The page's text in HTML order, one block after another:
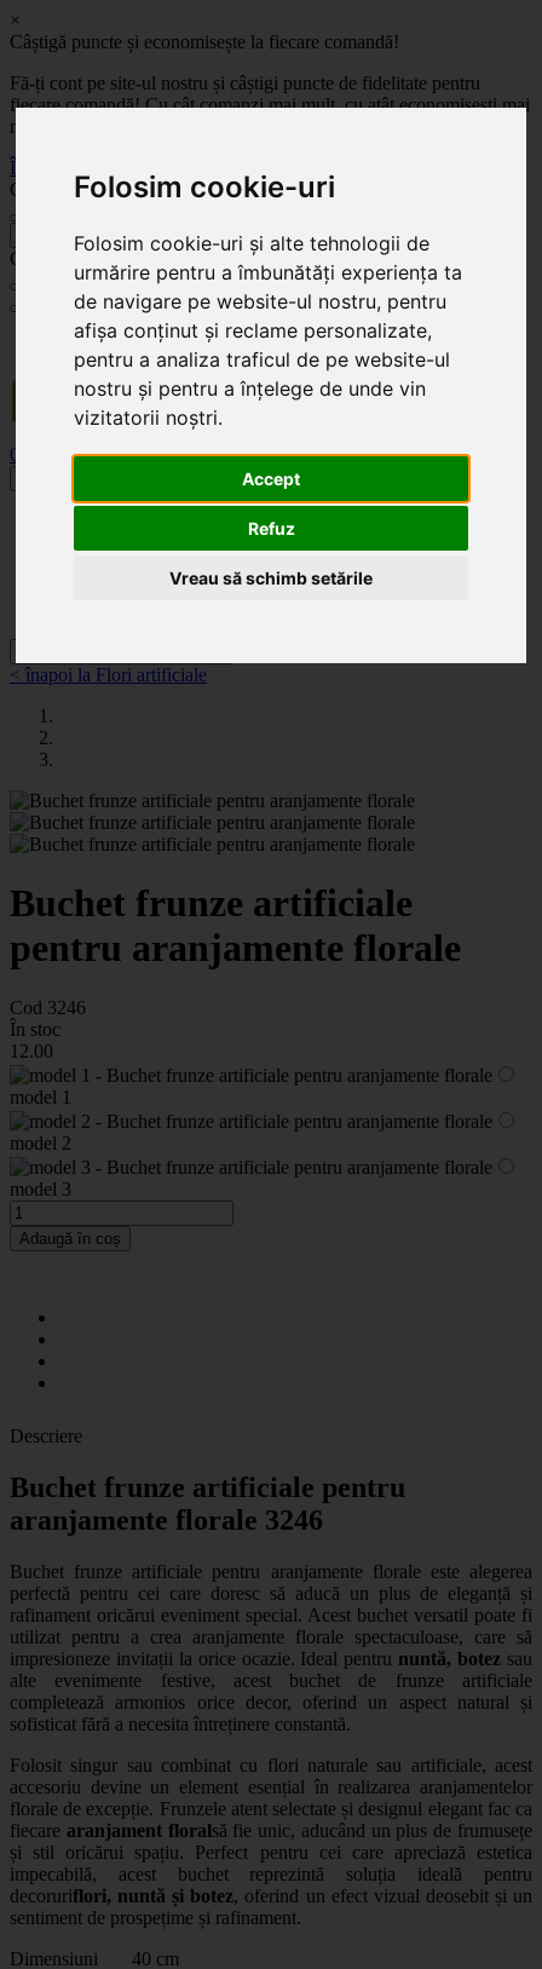
Folosim cookie-uri
Folosim cookie-uri și alte tehnologii de
urmărire pentru a îmbunătăți experiența ta
de navigare pe website-ul nostru, pentru
afișa conținut și reclame personalizate,
pentru a analiza traficul de pe website-ul
nostru și pentru a înțelege de unde vin
vizitatorii noștri.
Accept
Refuz
Vreau să schimb setările
×
Câștigă puncte și economisește la fiecare comandă!
Fă-ți cont pe site-ul nostru și câștigi puncte de fidelitate pentru
fiecare comandă! Cu cât comanzi mai mult, cu atât economisești mai
mult!
Înregistrează-te acum
Celoplast
Celoplast
Transportul este GRATUIT pentru comenzile mai mari de 350 Lei. Comanda minimă în
valoare de 100 Lei. Expediere în 1 - 2 zile lucrătoare.
0
< înapoi la Flori artificiale
Buchet frunze artificiale
pentru aranjamente florale
Cod 3246
În stoc
12.00
model 1
model 2
model 3
Adaugă în coș
Descriere
Buchet frunze artificiale pentru
aranjamente florale 3246
Buchet frunze artificiale pentru aranjamente floraleeste alegerea
perfectă pentru cei care doresc să aducă un plus de eleganță și
rafinament oricărui eveniment special. Acest buchet versatil poate fi
utilizat pentru a crea aranjamente florale spectaculoase, care să
impresioneze invitații la orice ocazie. Ideal pentru nuntă, botez sau
alte evenimente festive, acest buchet de frunze artificiale
completează armonios orice decor, oferind un aspect natural și
sofisticat fără a necesita întreținere constantă.
Folosit singur sau combinat cu flori naturale sau artificiale, acest
accesoriu devine un element esențial în realizarea aranjamentelor
florale de excepție. Frunzele atent selectate și designul elegant fac ca
fiecare aranjament floralsă fie unic, aducând un plus de frumusețe
și stil oricărui spațiu. Perfect pentru cei care apreciază estetica
impecabilă, acest buchet reprezintă soluția ideală pentru
decoruriflori, nuntă și botez, oferind un efect vizual deosebit și un
sentiment de prospețime și rafinament.
Dimensiuni 40 cm